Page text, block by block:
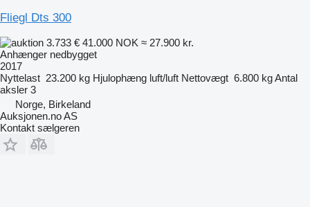
Fliegl Dts 300
3.733 € 41.000 NOK ≈ 27.900 kr.
Anhænger nedbygget
2017
Nyttelast 23.200 kg Hjulophæng luft/luft Nettovægt 6.800 kgAntal
aksler 3
Norge, Birkeland
Auksjonen.no AS
Kontakt sælgeren